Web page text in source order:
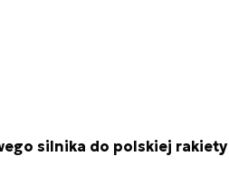
silnika do polskiej rakiety